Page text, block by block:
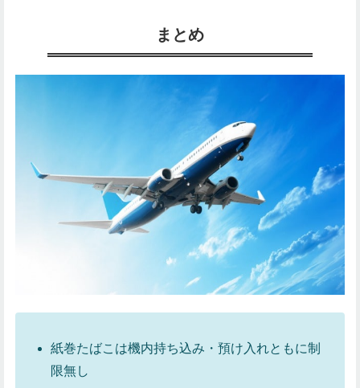
まとめ
紙巻たばこは機内持ち込み・預け入れともに制
限無し